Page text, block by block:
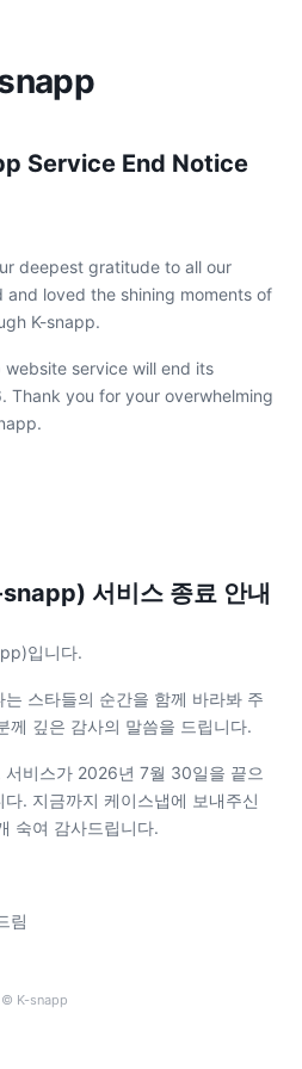
Service End Notice
deepest gratitude to all our
loved the shining moments of
K-snapp.
service will end its
Thank you for your overwhelming
서비스 종료 안내
입니다.
스타들의 순간을 함께 바라봐 주
께 깊은 감사의 말씀을 드립니다.
서비스가 2026년 7월 30일을 끝으
. 지금까지 케이스냅에 보내주신
숙여 감사드립니다.
림
© K-snapp